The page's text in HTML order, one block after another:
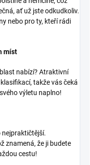
ať už jste odkudkoliv.
nebo pro ty, kteří rádi
míst
nabízí? Atraktivní
takže vás čeká
výletu naplno!
nejpraktičtější.
znamená, že ji budete
cestu!